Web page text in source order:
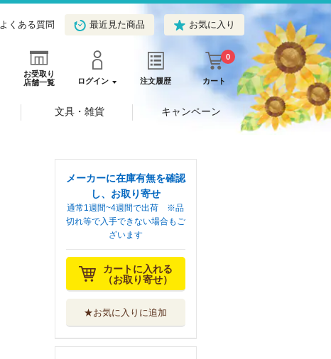
よくある質問 最近見た商品 お気に入り
お受取り
店舗一覧
ログイン 注文履歴 カート
0
文具・雑貨 キャンペーン
メーカーに在庫有無を確認
し、お取り寄せ
通常1週間~4週間で出荷 ※品
切れ等で入手できない場合もご
ざいます
カートに入れる
（お取り寄せ）
★お気に入りに追加